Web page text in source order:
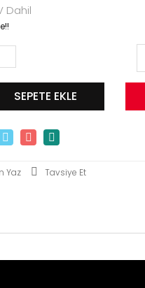
Dahil
SEPETE EKLE
Yaz Tavsiye Et